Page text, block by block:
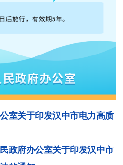
室关于印发汉中市电力高质
政府办公室关于印发汉中市